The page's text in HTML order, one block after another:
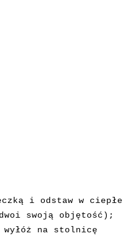
i odstaw w ciepłe
swoją objętość);
na stolnicę